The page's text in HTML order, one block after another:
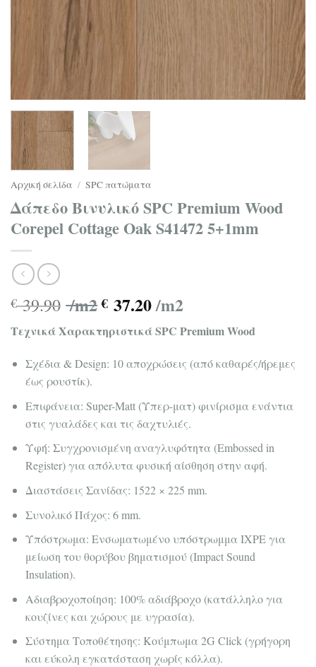
Αρχική σελίδα / SPC πατώματα
Δάπεδο Βινυλικό SPC Premium Wood
Corepel Cottage Oak S41472 5+1mm
€39.90 /m2 € 37.20/m2
Τεχνικά Χαρακτηριστικά SPC Premium Wood
Σχέδια & Design: 10 αποχρώσεις (από καθαρές/ήρεμες
έως ρουστίκ).
Επιφάνεια: Super-Matt (Υπερ-ματ) φινίρισμα ενάντια
στις γυαλάδες και τις δαχτυλιές.
Υφή: Συγχρονισμένη αναγλυφότητα (Embossed in
Register) για απόλυτα φυσική αίσθηση στην αφή.
Διαστάσεις Σανίδας: 1522 × 225 mm.
Συνολικό Πάχος: 6 mm.
Υπόστρωμα: Ενσωματωμένο υπόστρωμμα IXPE για
μείωση του θορύβου βηματισμού (Impact Sound
Insulation).
Αδιαβροχοποίηση: 100% αδιάβροχο (κατάλληλο για
κουζίνες και χώρους με υγρασία).
Σύστημα Τοποθέτησης: Κούμπωμα 2G Click (γρήγορη
και εύκολη εγκατάσταση χωρίς κόλλα).